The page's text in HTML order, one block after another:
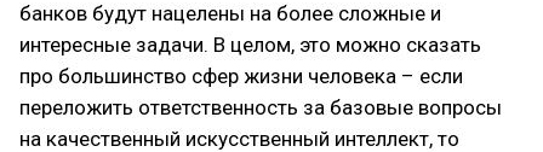
банков будут нацелены на более сложные и
интересные задачи. В целом, это можно сказать
про большинство сфер жизни человека – если
переложить ответственность за базовые вопросы
на качественный искусственный интеллект, то